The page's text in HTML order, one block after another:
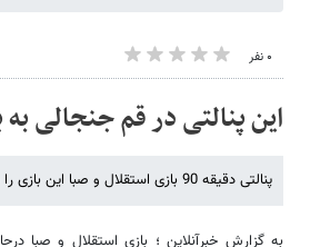
۰ نفر
این پنالتی در قم جنجالی به
پنالتی دقیقه 90 بازی استقلال و صبا این بازی را به جنجال کشید.